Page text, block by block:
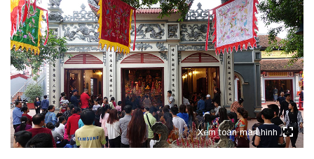
Xem toàn màn hình